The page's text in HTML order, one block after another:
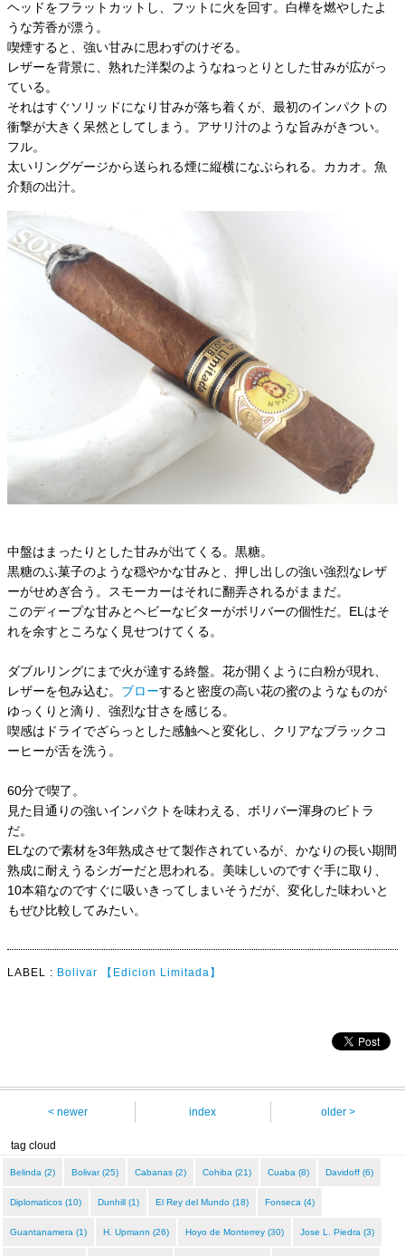
ヘッドをフラットカットし、フットに火を回す。白樺を燃やしたよ
うな芳香が漂う。
喫煙すると、強い甘みに思わずのけぞる。
レザーを背景に、熟れた洋梨のようなねっとりとした甘みが広がっ
ている。
それはすぐソリッドになり甘みが落ち着くが、最初のインパクトの
衝撃が大きく呆然としてしまう。アサリ汁のような旨みがきつい。
フル。
太いリングゲージから送られる煙に縦横になぶられる。カカオ。魚
介類の出汁。
中盤はまったりとした甘みが出てくる。黒糖。
黒糖のふ菓子のような穏やかな甘みと、押し出しの強い強烈なレザ
ーがせめぎ合う。スモーカーはそれに翻弄されるがままだ。
このディープな甘みとヘビーなビターがボリバーの個性だ。ELはそ
れを余すところなく見せつけてくる。
ダブルリングにまで火が達する終盤。花が開くように白粉が現れ、
レザーを包み込む。 ブローすると密度の高い花の蜜のようなものが
ゆっくりと滴り、強烈な甘さを感じる。
喫感はドライでざらっとした感触へと変化し、クリアなブラックコ
ーヒーが舌を洗う。
60分で喫了。
見た目通りの強いインパクトを味わえる、ボリバー渾身のビトラ
だ。
ELなので素材を3年熟成させて製作されているが、かなりの長い期間
熟成に耐えうるシガーだと思われる。美味しいのですぐ手に取り、
10本箱なのですぐに吸いきってしまいそうだが、変化した味わいと
もぜひ比較してみたい。
LABEL : Bolivar 【Edicion Limitada】
< newer index older >
tag cloud
Belinda (2) Bolivar (25) Cabanas (2) Cohiba (21) Cuaba (8) Davidoff (6)
Diplomaticos (10) Dunhill (1) El Rey del Mundo (18) Fonseca (4)
Guantanamera (1) H. Upmann (26) Hoyo de Monterrey (30) Jose L. Piedra (3)